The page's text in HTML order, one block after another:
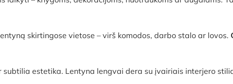
skirtingose vietose – virš komodos, darbo stalo ar lovos.
estetika. Lentyna lengvai dera su įvairiais interjero